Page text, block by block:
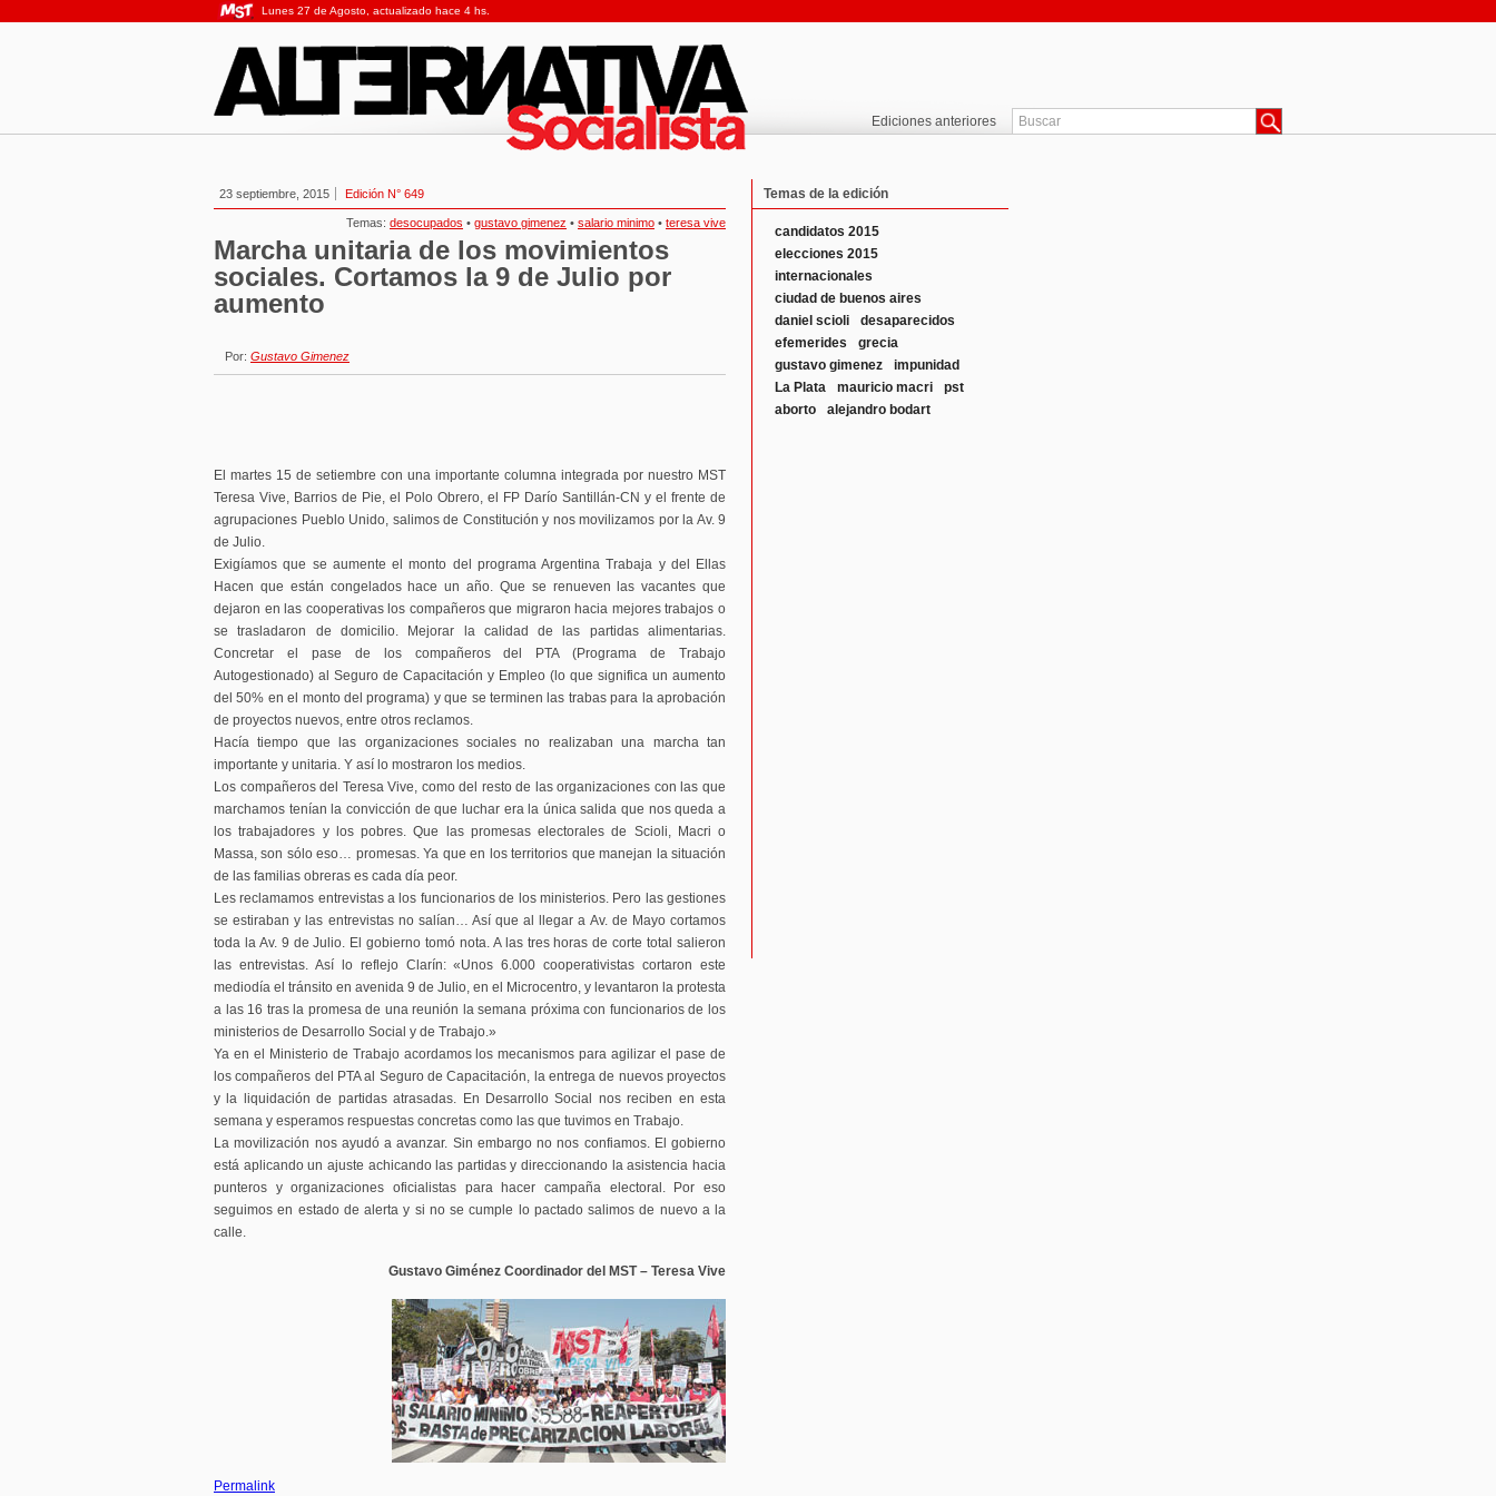
Lunes 27 de Agosto, actualizado hace 4 hs.
Ediciones anteriores
23 septiembre, 2015 Edición N° 649
Temas: desocupados • gustavo gimenez • salario minimo • teresa vive
Marcha unitaria de los movimientos
sociales. Cortamos la 9 de Julio por
aumento
Por: Gustavo Gimenez
El martes 15 de setiembre con una importante columna integrada por nuestro MST
Teresa Vive, Barrios de Pie, el Polo Obrero, el FP Darío Santillán-CN y el frente de
agrupaciones Pueblo Unido, salimos de Constitución y nos movilizamos por la Av. 9
de Julio.
Exigíamos que se aumente el monto del programa Argentina Trabaja y del Ellas
Hacen que están congelados hace un año. Que se renueven las vacantes que
dejaron en las cooperativas los compañeros que migraron hacia mejores trabajos o
se trasladaron de domicilio. Mejorar la calidad de las partidas alimentarias.
Concretar el pase de los compañeros del PTA (Programa de Trabajo
Autogestionado) al Seguro de Capacitación y Empleo (lo que significa un aumento
del 50% en el monto del programa) y que se terminen las trabas para la aprobación
de proyectos nuevos, entre otros reclamos.
Hacía tiempo que las organizaciones sociales no realizaban una marcha tan
importante y unitaria. Y así lo mostraron los medios.
Los compañeros del Teresa Vive, como del resto de las organizaciones con las que
marchamos tenían la convicción de que luchar era la única salida que nos queda a
los trabajadores y los pobres. Que las promesas electorales de Scioli, Macri o
Massa, son sólo eso… promesas. Ya que en los territorios que manejan la situación
de las familias obreras es cada día peor.
Les reclamamos entrevistas a los funcionarios de los ministerios. Pero las gestiones
se estiraban y las entrevistas no salían… Así que al llegar a Av. de Mayo cortamos
toda la Av. 9 de Julio. El gobierno tomó nota. A las tres horas de corte total salieron
las entrevistas. Así lo reflejo Clarín: «Unos 6.000 cooperativistas cortaron este
mediodía el tránsito en avenida 9 de Julio, en el Microcentro, y levantaron la protesta
a las 16 tras la promesa de una reunión la semana próxima con funcionarios de los
ministerios de Desarrollo Social y de Trabajo.»
Ya en el Ministerio de Trabajo acordamos los mecanismos para agilizar el pase de
los compañeros del PTA al Seguro de Capacitación, la entrega de nuevos proyectos
y la liquidación de partidas atrasadas. En Desarrollo Social nos reciben en esta
semana y esperamos respuestas concretas como las que tuvimos en Trabajo.
La movilización nos ayudó a avanzar. Sin embargo no nos confiamos. El gobierno
está aplicando un ajuste achicando las partidas y direccionando la asistencia hacia
punteros y organizaciones oficialistas para hacer campaña electoral. Por eso
seguimos en estado de alerta y si no se cumple lo pactado salimos de nuevo a la
calle.
Gustavo Giménez Coordinador del MST – Teresa Vive
Permalink
Temas de la edición
candidatos 2015
elecciones 2015
internacionales
ciudad de buenos aires
daniel scioli
desaparecidos
efemerides
grecia
gustavo gimenez
impunidad
La Plata
mauricio macri
pst
aborto
alejandro bodart